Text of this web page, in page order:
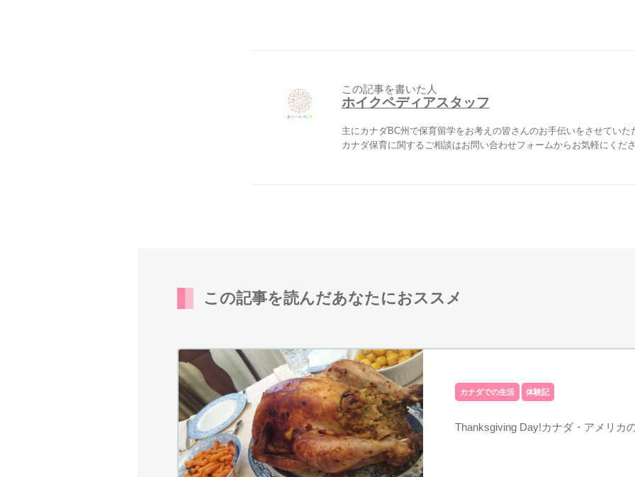
この記事を書いた人
ホイクペディアスタッフ
主にカナダBC州で保育留学をお考えの皆さんのお手伝いをさせていた
カナダ保育に関するご相談はお問い合わせフォームからお気軽にくださ
この記事を読んだあなたにおススメ
カナダでの生活 体験記
Thanksgiving Day!カナダ・アメリカ